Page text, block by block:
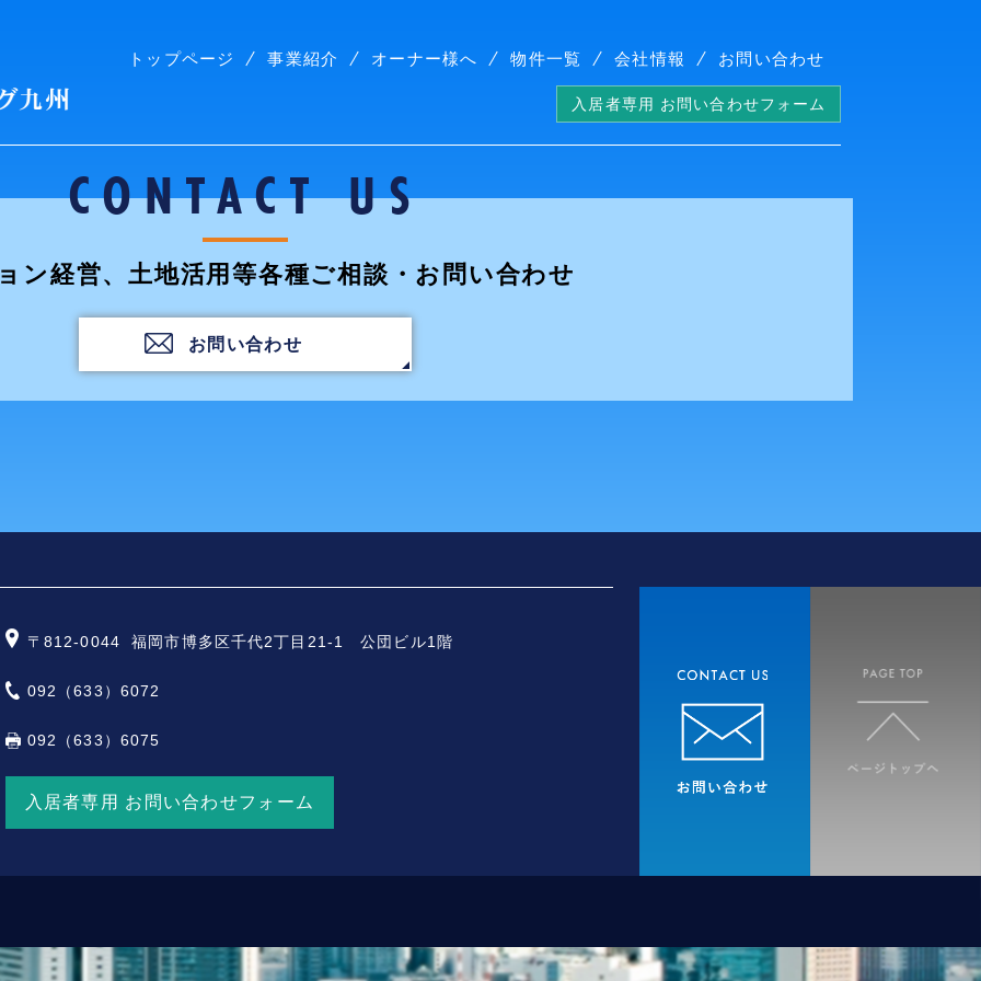
株式会社コープリビング九州
トップページ 事業紹介 オーナー様へ 物件一覧 会社情報 お問い合わせ
入居者専用 お問い合わせフォーム
CONTACT US
ン経営、土地活用等各種ご相談・お問い合わせ
お問い合わせ
〒812-0044 福岡市博多区千代2丁目21-1 公団ビル1階
092（633）6072
092（633）6075
入居者専用 お問い合わせフォーム